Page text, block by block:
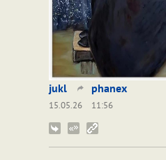
jukl phanex
15.05.26
11:56